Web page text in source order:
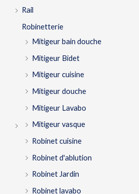
Rail
Robinetterie
Mitigeur bain douche
Mitigeur Bidet
Mitigeur cuisine
Mitigeur douche
Mitigeur Lavabo
Mitigeur vasque
Robinet cuisine
Robinet d'ablution
Robinet Jardin
Robinet lavabo